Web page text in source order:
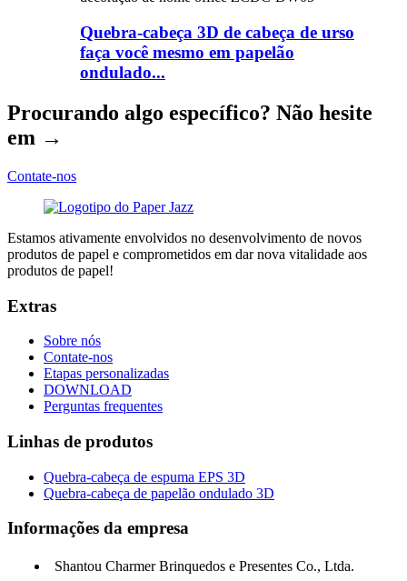
Quebra-cabeça 3D de cabeça de urso
faça você mesmo em papelão
ondulado...
Procurando algo específico? Não hesite
em →
Contate-nos
Estamos ativamente envolvidos no desenvolvimento de novos
produtos de papel e comprometidos em dar nova vitalidade aos
produtos de papel!
Extras
Sobre nós
Contate-nos
Etapas personalizadas
DOWNLOAD
Perguntas frequentes
Linhas de produtos
Quebra-cabeça de espuma EPS 3D
Quebra-cabeça de papelão ondulado 3D
Informações da empresa
Shantou Charmer Brinquedos e Presentes Co., Ltda.